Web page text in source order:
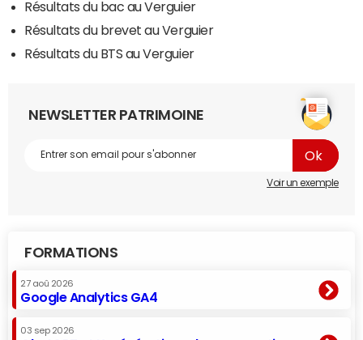
Résultats du bac au Verguier
Résultats du brevet au Verguier
Résultats du BTS au Verguier
NEWSLETTER PATRIMOINE
Voir un exemple
FORMATIONS
27 aoû 2026
Google Analytics GA4
03 sep 2026